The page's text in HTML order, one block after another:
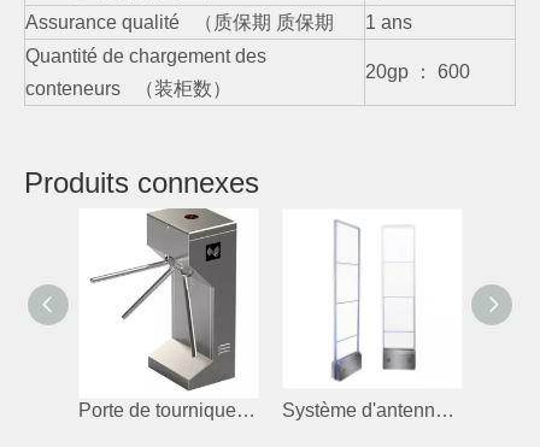
Assurance qualité （质保期 质保期
1 ans
Quantité de chargement des
conteneurs （装柜数）
20gp ： 600
Produits connexes
Porte de tourniquet de sécurité avec lecteur de carte Système d'antenne de sécurité en verre sans fil d'alarme Eas Alarm Gate